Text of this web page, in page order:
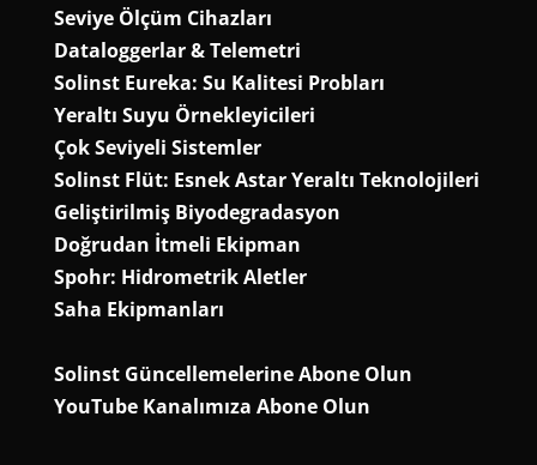
Seviye Ölçüm Cihazları
Dataloggerlar & Telemetri
Solinst Eureka: Su Kalitesi Probları
Yeraltı Suyu Örnekleyicileri
Çok Seviyeli Sistemler
Solinst Flüt: Esnek Astar Yeraltı Teknolojileri
Geliştirilmiş Biyodegradasyon
Doğrudan İtmeli Ekipman
Spohr: Hidrometrik Aletler
Saha Ekipmanları
Solinst Güncellemelerine Abone Olun
YouTube Kanalımıza Abone Olun